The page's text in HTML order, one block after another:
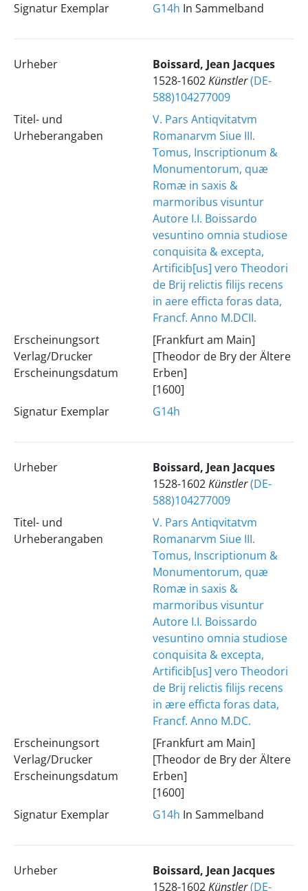
Signatur Exemplar
G14h In Sammelband
Urheber
Boissard, Jean Jacques
1528-1602Künstler(DE-
588)104277009
Titel- und
Urheberangaben
V. Pars Antiqvitatvm
Romanarvm Siue III.
Tomus, Inscriptionum &
Monumentorum, quæ
Romæ in saxis &
marmoribus visuntur
Autore I.I. Boissardo
vesuntino omnia studiose
conquisita & excepta,
Artificib[us] vero Theodori
de Brij relictis filijs recens
in aere efficta foras data,
Francf. Anno M.DCII.
Erscheinungsort
Verlag/Drucker
Erscheinungsdatum
[Frankfurt am Main]
[Theodor de Bry der Ältere
Erben]
[1600]
Signatur Exemplar
G14h
Urheber
Boissard, Jean Jacques
1528-1602Künstler(DE-
588)104277009
Titel- und
Urheberangaben
V. Pars Antiqvitatvm
Romanarvm Siue III.
Tomus, Inscriptionum &
Monumentorum, quæ
Romæ in saxis &
marmoribus visuntur
Autore I.I. Boissardo
vesuntino omnia studiose
conquisita & excepta,
Artificib[us] vero Theodori
de Brij relictis filijs recens
in ære efficta foras data,
Francf. Anno M.DC.
Erscheinungsort
Verlag/Drucker
Erscheinungsdatum
[Frankfurt am Main]
[Theodor de Bry der Ältere
Erben]
[1600]
Signatur Exemplar
G14h In Sammelband
Urheber
Boissard, Jean Jacques
1528-1602Künstler(DE-